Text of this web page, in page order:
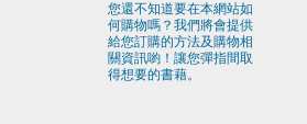
您還不知道要在本網站如
何購物嗎？我們將會提供
給您訂購的方法及購物相
關資訊喲！讓您彈指間取
得想要的書藉。